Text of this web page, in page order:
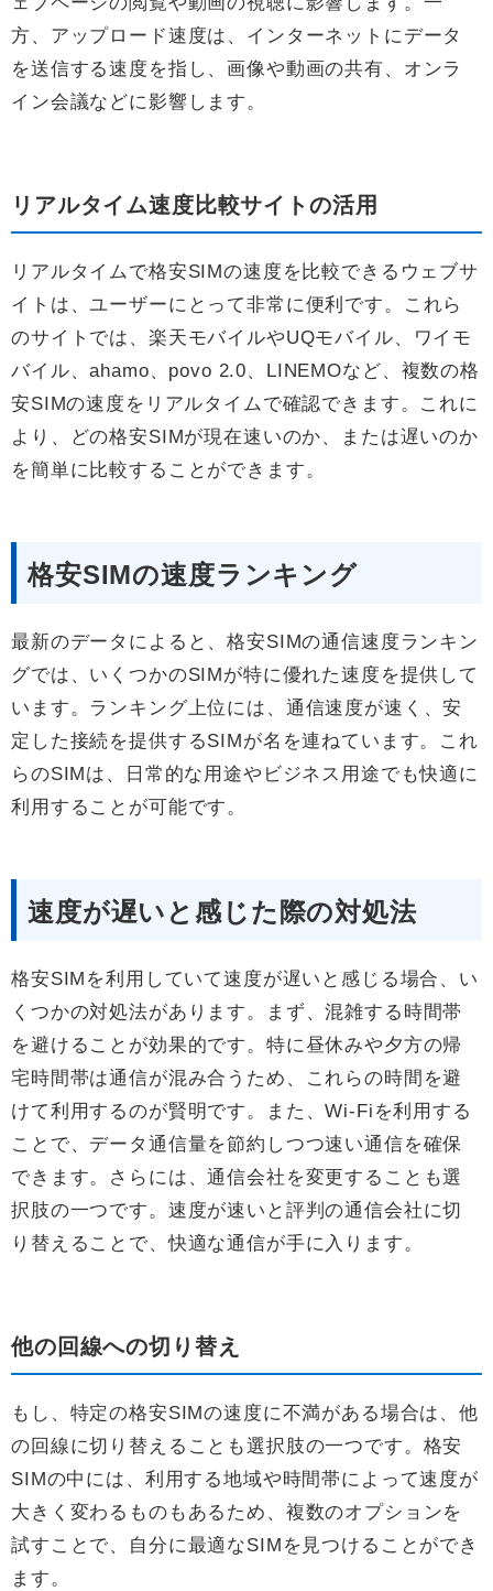
方、アップロード速度は、インターネットにデータ
を送信する速度を指し、画像や動画の共有、オンラ
イン会議などに影響します。
リアルタイム速度比較サイトの活用
リアルタイムで格安SIMの速度を比較できるウェブサ
イトは、ユーザーにとって非常に便利です。これら
のサイトでは、楽天モバイルやUQモバイル、ワイモ
バイル、ahamo、povo 2.0、LINEMOなど、複数の格
安SIMの速度をリアルタイムで確認できます。これに
より、どの格安SIMが現在速いのか、または遅いのか
を簡単に比較することができます。
格安SIMの速度ランキング
最新のデータによると、格安SIMの通信速度ランキン
グでは、いくつかのSIMが特に優れた速度を提供して
います。ランキング上位には、通信速度が速く、安
定した接続を提供するSIMが名を連ねています。これ
らのSIMは、日常的な用途やビジネス用途でも快適に
利用することが可能です。
速度が遅いと感じた際の対処法
格安SIMを利用していて速度が遅いと感じる場合、い
くつかの対処法があります。まず、混雑する時間帯
を避けることが効果的です。特に昼休みや夕方の帰
宅時間帯は通信が混み合うため、これらの時間を避
けて利用するのが賢明です。また、Wi-Fiを利用する
ことで、データ通信量を節約しつつ速い通信を確保
できます。さらには、通信会社を変更することも選
択肢の一つです。速度が速いと評判の通信会社に切
り替えることで、快適な通信が手に入ります。
他の回線への切り替え
もし、特定の格安SIMの速度に不満がある場合は、他
の回線に切り替えることも選択肢の一つです。格安
SIMの中には、利用する地域や時間帯によって速度が
大きく変わるものもあるため、複数のオプションを
試すことで、自分に最適なSIMを見つけることができ
ます。